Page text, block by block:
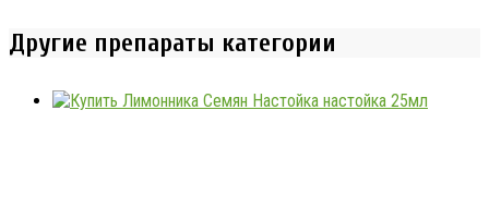
Другие препараты категории